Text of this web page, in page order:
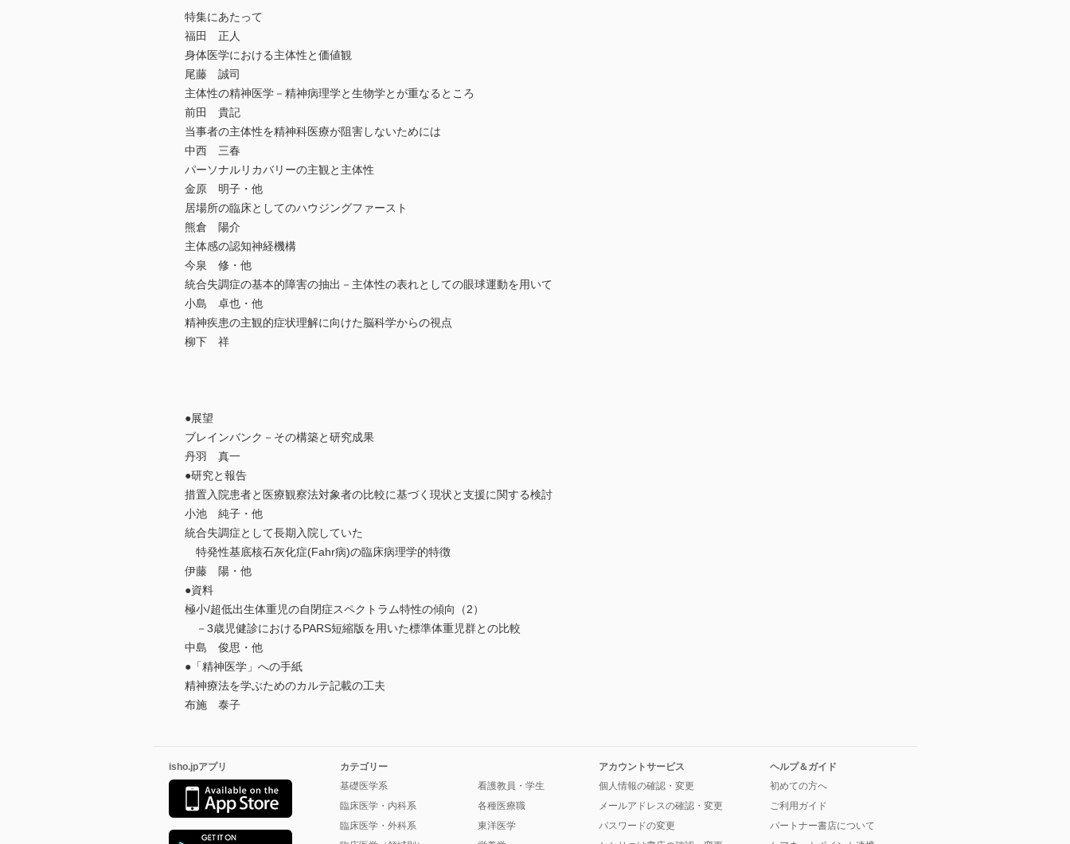
特集にあたって
福田 正人
身体医学における主体性と価値観
尾藤 誠司
主体性の精神医学－精神病理学と生物学とが重なるところ
前田 貴記
当事者の主体性を精神科医療が阻害しないためには
中西 三春
パーソナルリカバリーの主観と主体性
金原 明子・他
居場所の臨床としてのハウジングファースト
熊倉 陽介
主体感の認知神経機構
今泉 修・他
統合失調症の基本的障害の抽出－主体性の表れとしての眼球運動を用いて
小島 卓也・他
精神疾患の主観的症状理解に向けた脳科学からの視点
柳下 祥
●展望
ブレインバンク－その構築と研究成果
丹羽 真一
●研究と報告
措置入院患者と医療観察法対象者の比較に基づく現状と支援に関する検討
小池 純子・他
統合失調症として長期入院していた
特発性基底核石灰化症(Fahr病)の臨床病理学的特徴
伊藤 陽・他
●資料
極小/超低出生体重児の自閉症スペクトラム特性の傾向（2）
－3歳児健診におけるPARS短縮版を用いた標準体重児群との比較
中島 俊思・他
●「精神医学」への手紙
精神療法を学ぶためのカルテ記載の工夫
布施 泰子
isho.jpアプリ
カテゴリー
基礎医学系
臨床医学・内科系
臨床医学・外科系
看護教員・学生
各種医療職
東洋医学
アカウントサービス
個人情報の確認・変更
メールアドレスの確認・変更
パスワードの変更
ヘルプ＆ガイド
初めての方へ
ご利用ガイド
パートナー書店について